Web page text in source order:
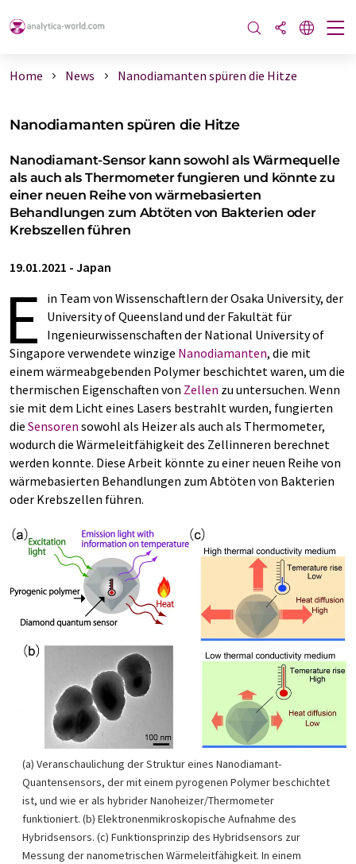
Home News Nanodiamanten spüren die Hitze
Nanodiamanten spüren die Hitze
Nanodiamant-Sensor kann sowohl als Wärmequelle
als auch als Thermometer fungieren und könnte zu
einer neuen Reihe von wärmebasierten
Behandlungen zum Abtöten von Bakterien oder
Krebszellen führen
19.01.2021 - Japan
E
in Team von Wissenschaftlern der Osaka University, der
University of Queensland und der Fakultät für
Ingenieurwissenschaften der National University of
Singapore verwendete winzige Nanodiamanten, die mit
einem wärmeabgebenden Polymer beschichtet waren, um die
thermischen Eigenschaften von Zellen zu untersuchen. Wenn
sie mit dem Licht eines Lasers bestrahlt wurden, fungierten
die Sensoren sowohl als Heizer als auch als Thermometer,
wodurch die Wärmeleitfähigkeit des Zellinneren berechnet
werden konnte. Diese Arbeit könnte zu einer neuen Reihe von
wärmebasierten Behandlungen zum Abtöten von Bakterien
oder Krebszellen führen.
(a) Veranschaulichung der Struktur eines Nanodiamant-
Quantensensors, der mit einem pyrogenen Polymer beschichtet
ist, und wie er als hybrider Nanoheizer/Thermometer
funktioniert. (b) Elektronenmikroskopische Aufnahme des
Hybridsensors. (c) Funktionsprinzip des Hybridsensors zur
Messung der nanometrischen Wärmeleitfähigkeit. In einem